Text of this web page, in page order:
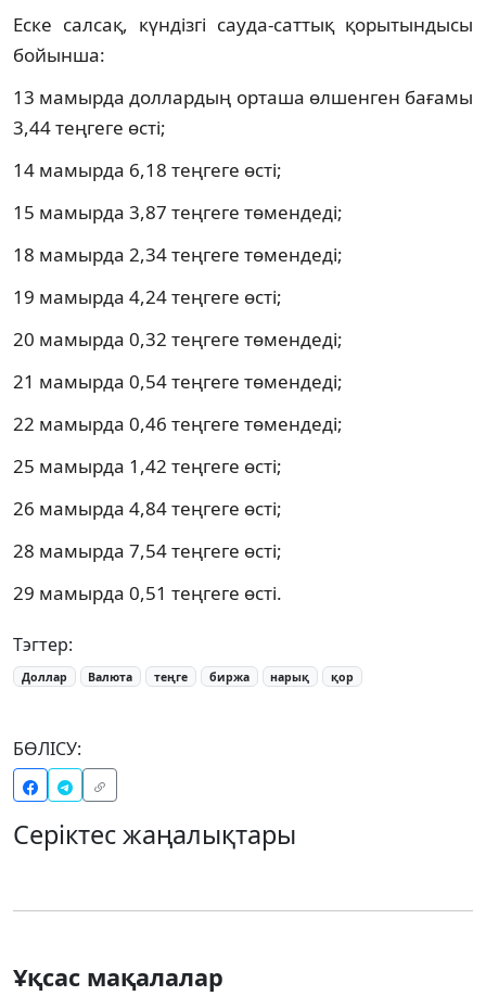
Еске салсақ, күндізгі сауда-саттық қорытындысы
бойынша:
13 мамырда доллардың орташа өлшенген бағамы
3,44 теңгеге өсті;
14 мамырда 6,18 теңгеге өсті;
15 мамырда 3,87 теңгеге төмендеді;
18 мамырда 2,34 теңгеге төмендеді;
19 мамырда 4,24 теңгеге өсті;
20 мамырда 0,32 теңгеге төмендеді;
21 мамырда 0,54 теңгеге төмендеді;
22 мамырда 0,46 теңгеге төмендеді;
25 мамырда 1,42 теңгеге өсті;
26 мамырда 4,84 теңгеге өсті;
28 мамырда 7,54 теңгеге өсті;
29 мамырда 0,51 теңгеге өсті.
Тэгтер:
Доллар Валюта теңге биржа нарық қор
БӨЛІСУ:
Серіктес жаңалықтары
Ұқсас мақалалар